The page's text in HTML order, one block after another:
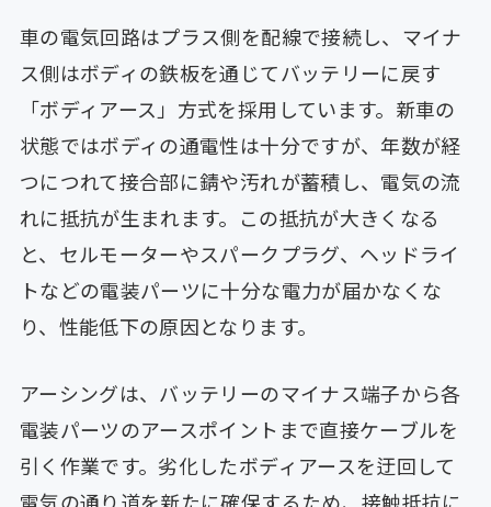
車の電気回路はプラス側を配線で接続し、マイナ
ス側はボディの鉄板を通じてバッテリーに戻す
「ボディアース」方式を採用しています。新車の
状態ではボディの通電性は十分ですが、年数が経
つにつれて接合部に錆や汚れが蓄積し、電気の流
れに抵抗が生まれます。この抵抗が大きくなる
と、セルモーターやスパークプラグ、ヘッドライ
トなどの電装パーツに十分な電力が届かなくな
り、性能低下の原因となります。
アーシングは、バッテリーのマイナス端子から各
電装パーツのアースポイントまで直接ケーブルを
引く作業です。劣化したボディアースを迂回して